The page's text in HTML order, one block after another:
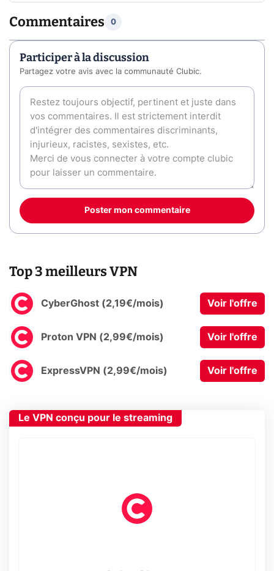
Commentaires 0
Participer à la discussion
Partagez votre avis avec la communauté Clubic.
Poster mon commentaire
Top 3 meilleurs VPN
CyberGhost (2,19€/mois) Voir l'offre
Proton VPN (2,99€/mois) Voir l'offre
ExpressVPN (2,99€/mois) Voir l'offre
Le VPN conçu pour le streaming